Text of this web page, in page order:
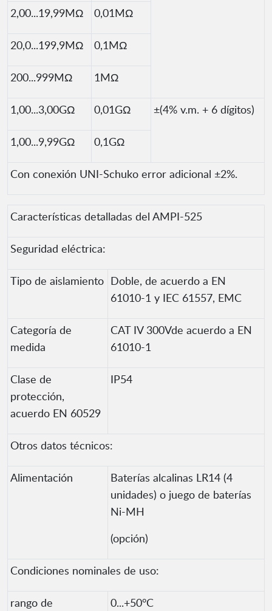
2,00...19,99MΩ 0,01MΩ
20,0...199,9MΩ 0,1MΩ
200...999MΩ 1MΩ
1,00...3,00GΩ 0,01GΩ ±(4% v.m. + 6 dígitos)
1,00...9,99GΩ 0,1GΩ
Con conexión UNI-Schuko error adicional ±2%.
Características detalladas del AMPI-525
Seguridad eléctrica:
Tipo de aislamiento Doble, de acuerdo a EN
61010-1 y IEC 61557, EMC
Categoría de
medida
CAT IV 300Vde acuerdo a EN
61010-1
Clase de
protección,
acuerdo EN 60529
IP54
Otros datos técnicos:
Alimentación
Baterías alcalinas LR14 (4
unidades) o juego de baterías
Ni-MH
(opción)
Condiciones nominales de uso:
rango de
0...+50°C